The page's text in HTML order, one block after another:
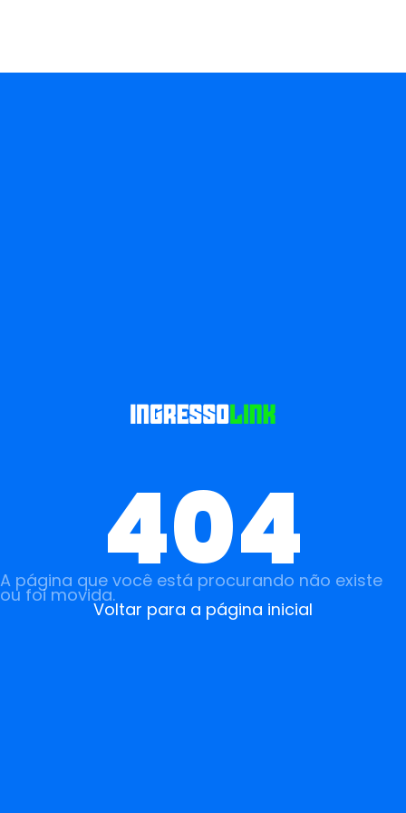
404
A página que você está procurando não existe
ou foi movida.
Voltar para a página inicial